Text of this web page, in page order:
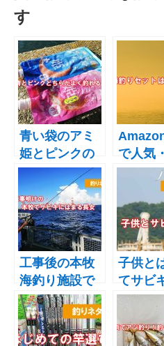
す
青い袋のアミ
姫とピンクの
袋のアミ姫キ
ララはどちら
が釣れるの？
野島公園でサ
ビキ釣り
で人気
すめの
海釣り
の罠？
選び方
工事後の本牧
海釣り施設で
サビキ釣り＆
チョイ投げ釣
り！釣果と釣
子供と
てサビ
をする
ビキ釣
リック